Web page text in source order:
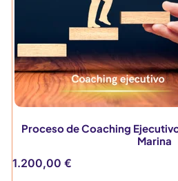
Proceso de Coaching
Marina
1.200,00 €